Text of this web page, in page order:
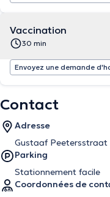
Vaccination
30 min
Envoyez une demande
Contact
Adresse
Gustaaf Peetersstraat
Parking
Stationnement facile
Coordonnées de